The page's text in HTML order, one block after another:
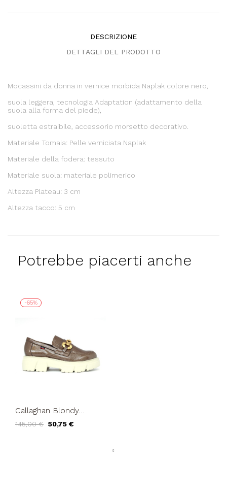
DESCRIZIONE
DETTAGLI DEL PRODOTTO
Mocassini da donna in vernice morbida Naplak colore nero,
suola leggera, tecnologia Adaptation (adattamento della
suola alla forma del piede),
suoletta estraibile, accessorio morsetto decorativo.
Materiale Tomaia: Pelle verniciata Naplak
Materiale della fodera: tessuto
Materiale suola: materiale polimerico
Altezza Plateau: 3 cm
Altezza tacco: 5 cm
Potrebbe piacerti anche
-65%
Callaghan Blondy
Carro Armato Tartufo
145,00 € 50,75 €